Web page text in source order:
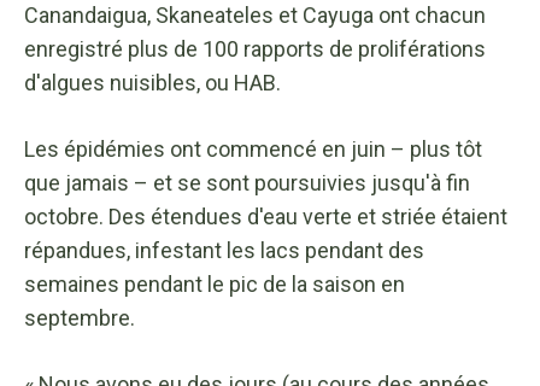
Canandaigua, Skaneateles et Cayuga ont chacun
enregistré plus de 100 rapports de proliférations
d'algues nuisibles, ou HAB.
Les épidémies ont commencé en juin – plus tôt
que jamais – et se sont poursuivies jusqu'à fin
octobre. Des étendues d'eau verte et striée étaient
répandues, infestant les lacs pendant des
semaines pendant le pic de la saison en
septembre.